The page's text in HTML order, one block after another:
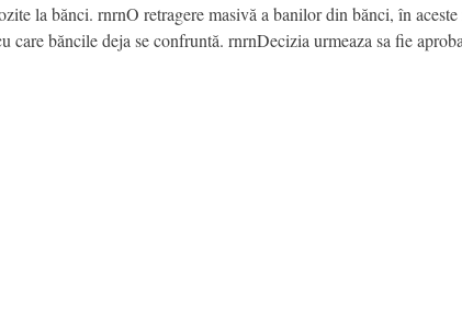
la bănci. rnrnO retragere masivă a banilor din bănci, în
care băncile deja se confruntă. rnrnDecizia urmeaza sa fie